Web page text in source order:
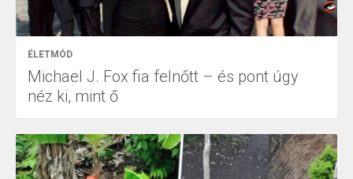
ÉLETMÓD
Michael J. Fox fia felnőtt – és pont úgy
néz ki, mint ő